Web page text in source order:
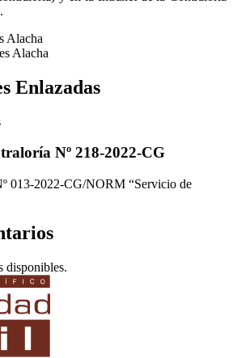
Alacha
Enlazadas
Nº 218-2022-CG
013-2022-CG/NORM “Servicio de
disponibles.